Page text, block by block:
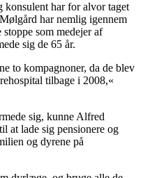
konsulent har for alvor taget
har nemlig igennem
som medejer af
sig de 65 år.
to kompagnoner, da de blev
tilbage i 2008,«
sig, kunne Alfred
at lade sig pensionere og
og dyrene på